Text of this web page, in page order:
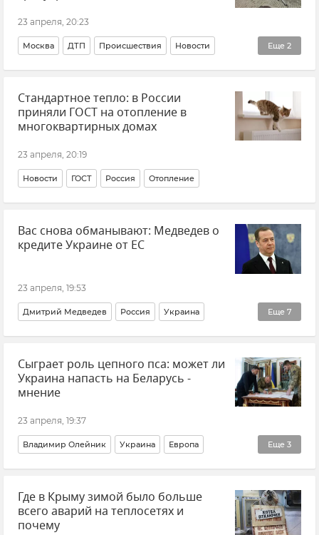
23 апреля, 20:23
Еще 2
Москва ДТП Происшествия Новости
Госавтоинспекция Прокуратура Москвы
Стандартное тепло: в России
приняли ГОСТ на отопление в
многоквартирных домах
23 апреля, 20:19
Новости ГОСТ Россия Отопление
Вас снова обманывают: Медведев о
кредите Украине от ЕС
23 апреля, 19:53
Еще 7
Дмитрий Медведев Россия Украина
Европейский Союз (ЕС) Коллективный Запад
Западная помощь Украине В мире Политика
Внешняя политика
Сыграет роль цепного пса: может ли
Украина напасть на Беларусь -
мнение
23 апреля, 19:37
Еще 3
Владимир Олейник Украина Европа
Политика Мнения Россия
Где в Крыму зимой было больше
всего аварий на теплосетях и
почему